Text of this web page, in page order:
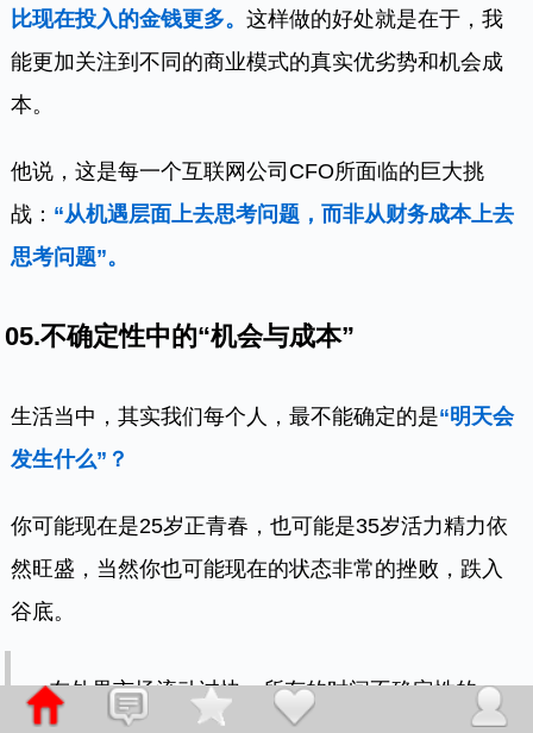
比现在投入的金钱更多。这样做的好处就是在于，我
能更加关注到不同的商业模式的真实优劣势和机会成
本。
他说，这是每一个互联网公司CFO所面临的巨大挑
战： “从机遇层面上去思考问题，而非从财务成本上去
思考问题”。
05.不确定性中的“机会与成本”
生活当中，其实我们每个人，最不能确定的是“明天会
发生什么”？
你可能现在是25岁正青春，也可能是35岁活力精力依
然旺盛，当然你也可能现在的状态非常的挫败，跌入
谷底。
在外界市场流动过快，所有的时间不确定性的